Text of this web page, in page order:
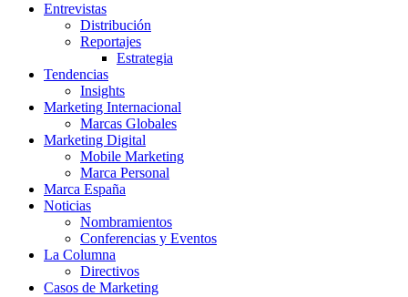
Entrevistas
Distribución
Reportajes
Estrategia
Tendencias
Insights
Marketing Internacional
Marcas Globales
Marketing Digital
Mobile Marketing
Marca Personal
Marca España
Noticias
Nombramientos
Conferencias y Eventos
La Columna
Directivos
Casos de Marketing